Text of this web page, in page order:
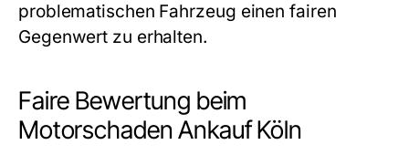
problematischen Fahrzeug einen fairen
Gegenwert zu erhalten.
Faire Bewertung beim
Motorschaden Ankauf Köln